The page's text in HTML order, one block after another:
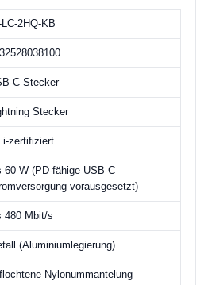
LC-2HQ-KB
C Stecker
Stecker
zertifiziert
60 W (PD-fähige USB-C
vorausgesetzt)
480 Mbit/s
(Aluminiumlegierung)
Nylonummantelung